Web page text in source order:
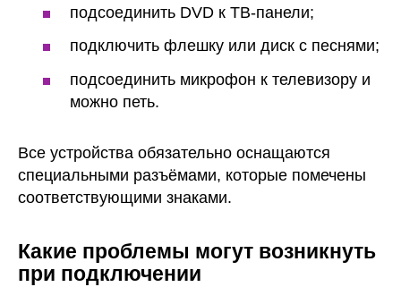
подсоединить DVD к ТВ-панели;
подключить флешку или диск с песнями;
подсоединить микрофон к телевизору и
можно петь.
Все устройства обязательно оснащаются
специальными разъёмами, которые помечены
соответствующими знаками.
Какие проблемы могут возникнуть
при подключении